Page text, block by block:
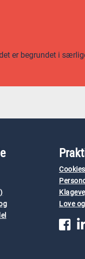
er begrundet i
Love